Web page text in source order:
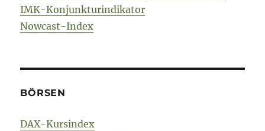
IMK-Konjunkturindikator
Nowcast-Index
BÖRSEN
DAX-Kursindex